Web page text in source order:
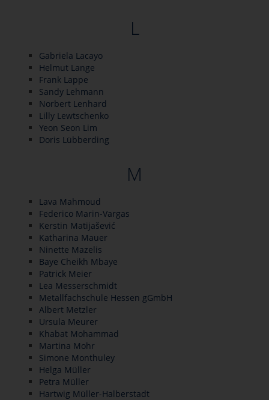
L
Gabriela Lacayo
Helmut Lange
Frank Lappe
Sandy Lehmann
Norbert Lenhard
Lilly Lewtschenko
Yeon Seon Lim
Doris Lübberding
M
Lava Mahmoud
Federico Marin-Vargas
Kerstin Matijašević
Katharina Mauer
Ninette Mazelis
Baye Cheikh Mbaye
Patrick Meier
Lea Messerschmidt
Metallfachschule Hessen gGmbH
Albert Metzler
Ursula Meurer
Khabat Mohammad
Martina Mohr
Simone Monthuley
Helga Müller
Petra Müller
Hartwig Müller-Halberstadt